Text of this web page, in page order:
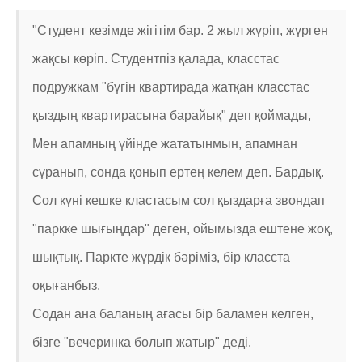
"Студент кезімде жігітім бар. 2 жыл жүріп, жүрген
жақсы көріп. Студентпіз қалада, класстас
подружкам "бүгін квартирада жатқан класстас
қыздың квартирасына барайық" деп қоймады,
Мен апамның үйінде жататынмын, апамнан
сұранып, сонда қонып ертең келем деп. Бардық.
Сол күні кешке кластасым сол қыздарға звондап
"паркке шығыңдар" деген, ойымызда ештене жоқ,
шықтық. Паркте жүрдік бәріміз, бір класста
оқығанбыз.
Содан ана баланың ағасы бір баламен келген,
бізге "вечеринка болып жатыр" деді.